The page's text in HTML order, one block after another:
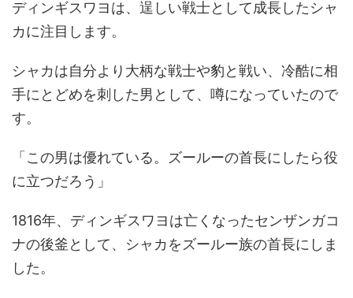
ディンギスワヨは、逞しい戦士として成長したシャ
カに注目します。
シャカは自分より大柄な戦士や豹と戦い、冷酷に相
手にとどめを刺した男として、噂になっていたので
す。
「この男は優れている。ズールーの首長にしたら役
に立つだろう」
1816年、ディンギスワヨは亡くなったセンザンガコ
ナの後釜として、シャカをズールー族の首長にしま
した。